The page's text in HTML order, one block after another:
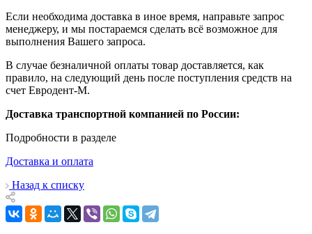
Если необходима доставка в иное время, направьте запрос
менеджеру, и мы постараемся сделать всё возможное для
выполнения Вашего запроса.
В случае безналичной оплаты товар доставляется, как
правило, на следующий день после поступления средств на
счет Евродент-М.
Доставка транспортной компанией по России:
Подробности в разделе
Доставка и оплата
Назад к списку